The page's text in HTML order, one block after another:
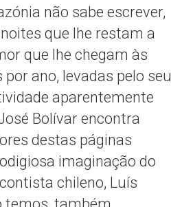
não sabe escrever,
que lhe restam a
que lhe chegam às
ano, levadas pelo seu
aparentemente
Bolívar encontra
destas páginas
imaginação do
chileno, Luís